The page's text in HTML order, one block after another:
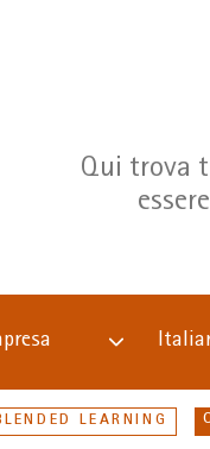
Qui trova
LEARNING